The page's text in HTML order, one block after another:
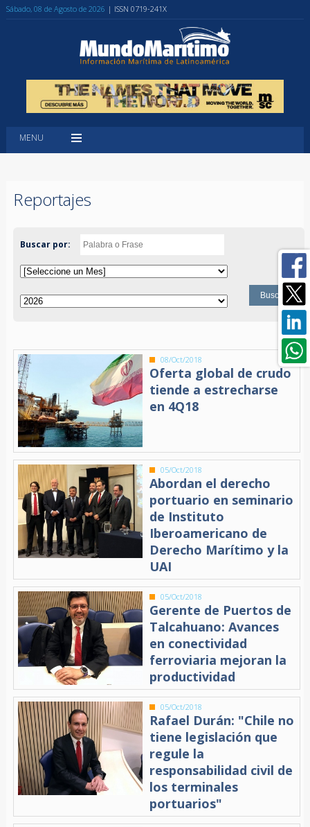
Sábado, 08 de Agosto de 2026 | ISSN 0719-241X
MENU
Reportajes
Buscar por:
08/Oct/2018
Oferta global de crudo
tiende a estrecharse
en 4Q18
05/Oct/2018
Abordan el derecho
portuario en seminario
de Instituto
Iberoamericano de
Derecho Marítimo y la
UAI
05/Oct/2018
Gerente de Puertos de
Talcahuano: Avances
en conectividad
ferroviaria mejoran la
productividad
05/Oct/2018
Rafael Durán: "Chile no
tiene legislación que
regule la
responsabilidad civil de
los terminales
portuarios"